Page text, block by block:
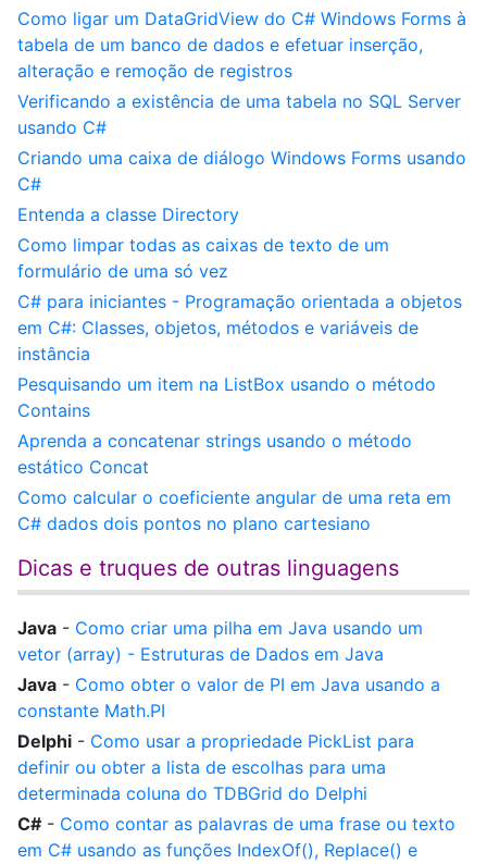
Como ligar um DataGridView do C# Windows Forms à
tabela de um banco de dados e efetuar inserção,
alteração e remoção de registros
Verificando a existência de uma tabela no SQL Server
usando C#
Criando uma caixa de diálogo Windows Forms usando
C#
Entenda a classe Directory
Como limpar todas as caixas de texto de um
formulário de uma só vez
C# para iniciantes - Programação orientada a objetos
em C#: Classes, objetos, métodos e variáveis de
instância
Pesquisando um item na ListBox usando o método
Contains
Aprenda a concatenar strings usando o método
estático Concat
Como calcular o coeficiente angular de uma reta em
C# dados dois pontos no plano cartesiano
Dicas e truques de outras linguagens
Java - Como criar uma pilha em Java usando um
vetor (array) - Estruturas de Dados em Java
Java - Como obter o valor de PI em Java usando a
constante Math.PI
Delphi - Como usar a propriedade PickList para
definir ou obter a lista de escolhas para uma
determinada coluna do TDBGrid do Delphi
C# - Como contar as palavras de uma frase ou texto
em C# usando as funções IndexOf(), Replace() e